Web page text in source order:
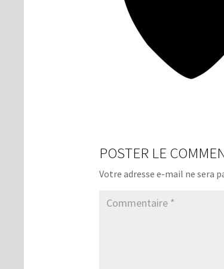
POSTER LE
Votre adresse e-mail ne sera